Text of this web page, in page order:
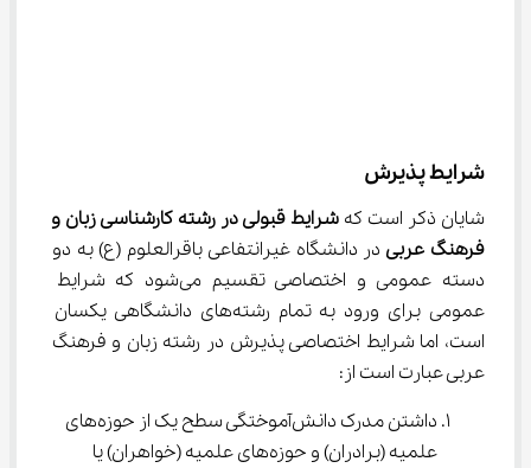
شرایط پذیرش
شایان ذکر است که شرایط قبولی در رشته کارشناسی زبان و
فرهنگ عربی در دانشگاه غیرانتفاعی باقرالعلوم (ع) به دو
دسته عمومی و اختصاصی تقسیم می‌شود که شرایط
عمومی برای ورود به تمام رشته‌های دانشگاهی یکسان
است، اما شرایط اختصاصی پذیرش در رشته زبان و فرهنگ
عربی عبارت است از:
داشتن مدرک دانش‌آموختگی سطح یک از حوزه‌های
علمیه (برادران) و حوزه‌های علمیه (خواهران) یا